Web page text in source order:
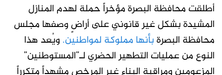
أطلقت محافظة البصرة مؤخراً حملة لهدم المنازل
المشيدة بشكل غير قانوني على أراضٍ وصفها مجلس
محافظة البصرةبأنها مملوكة لمواطنين.ويُعد هذا
النوع من عمليات التطهير الحضري لـ”المستوطنين”
المزعومين ومراقبة البناء غير المرخص مشهداً متكرراً